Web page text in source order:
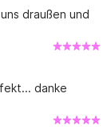
draußen und
danke